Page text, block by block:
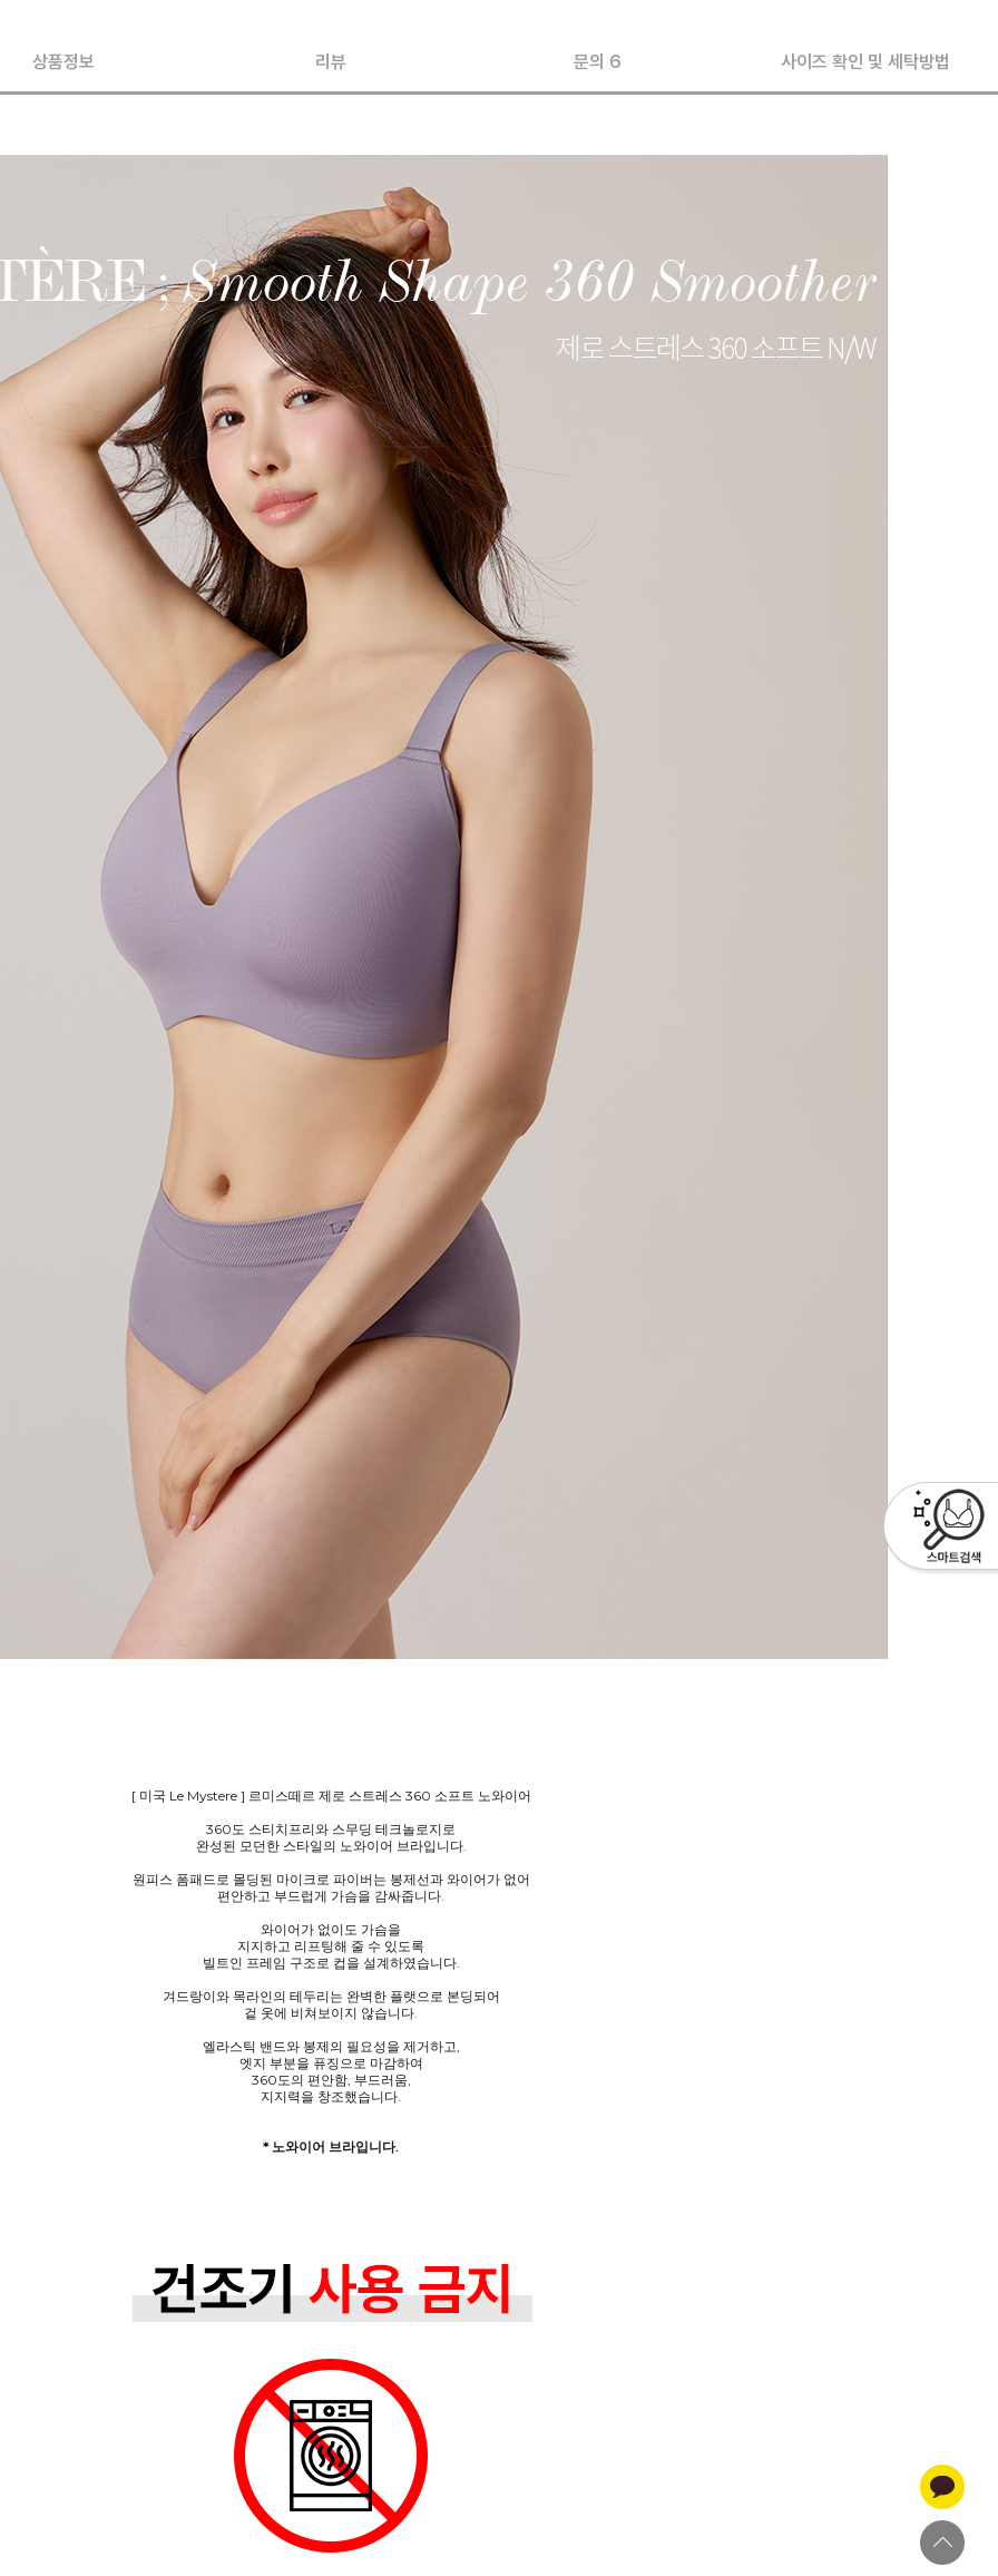
상품정보 리뷰 문의 6 사이즈 확인 및 세탁방법
[ 미국 Le Mystere ] 르미스떼르 제로 스트레스 360 소프트 노와이어
360도 스티치프리와 스무딩 테크놀로지로
완성된 모던한 스타일의 노와이어 브라입니다.
원피스 폼패드로 몰딩된 마이크로 파이버는 봉제선과 와이어가 없어
편안하고 부드럽게 가슴을 감싸줍니다.
와이어가 없이도 가슴을
지지하고 리프팅해 줄 수 있도록
빌트인 프레임 구조로 컵을 설계하였습니다.
겨드랑이와 목라인의 테두리는 완벽한 플랫으로 본딩되어
겉 옷에 비쳐보이지 않습니다.
엘라스틱 밴드와 봉제의 필요성을 제거하고,
엣지 부분을 퓨징으로 마감하여
360도의 편안함, 부드러움,
지지력을 창조했습니다.
* 노와이어 브라입니다.